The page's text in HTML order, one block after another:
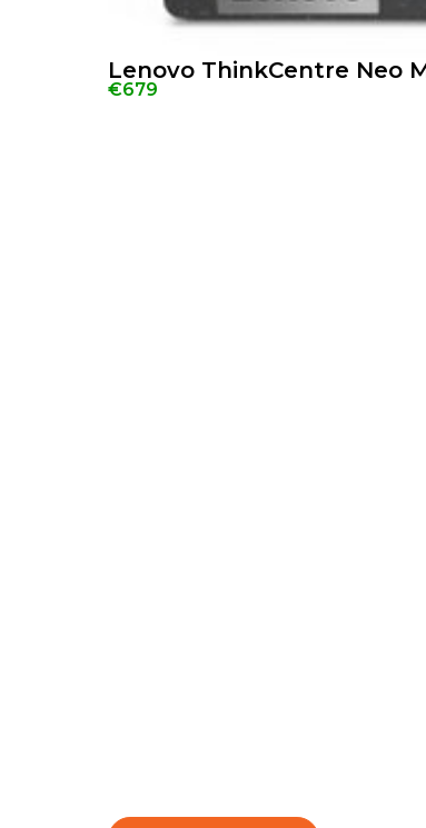
Lenovo ThinkCentre Neo
€679